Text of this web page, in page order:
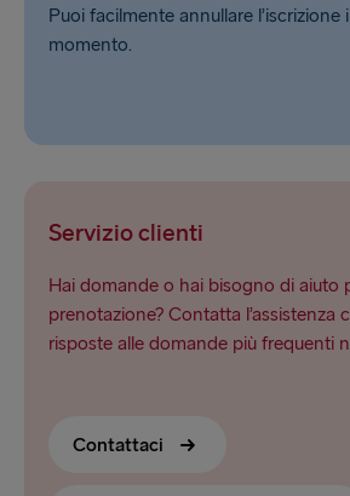
Puoi facilmente annullare l’iscrizione
momento.
Servizio clienti
Hai domande o hai bisogno di aiuto
prenotazione? Contatta l’assistenza
risposte alle domande più frequenti
Contattaci